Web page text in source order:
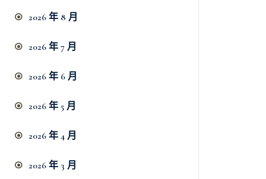
2026 年 8 月
2026 年 7 月
2026 年 6 月
2026 年 5 月
2026 年 4 月
2026 年 3 月